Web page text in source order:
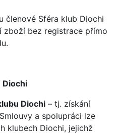
členové Sféra klub Diochi
zboží bez registrace přímo
Diochi
Diochi – tj. získání
a spolupráci lze
klubech Diochi, jejichž